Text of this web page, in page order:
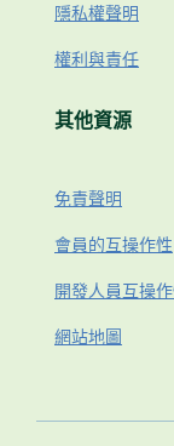
隱私權聲明
權利與責任
其他資源
免責聲明
會員的互操作性
開發人員互操
網站地圖